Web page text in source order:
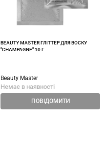
BEAUTY MASTER ГЛІТТЕР ДЛЯ ВОСКУ
"CHAMPAGNE" 10 Г
Beauty Master
Немає в наявності
ПОВІДОМИТИ